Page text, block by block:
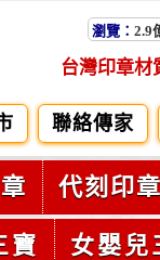
瀏覽： 2.9
台灣印章材
聯絡傳家
代刻印章
寶 女嬰兒